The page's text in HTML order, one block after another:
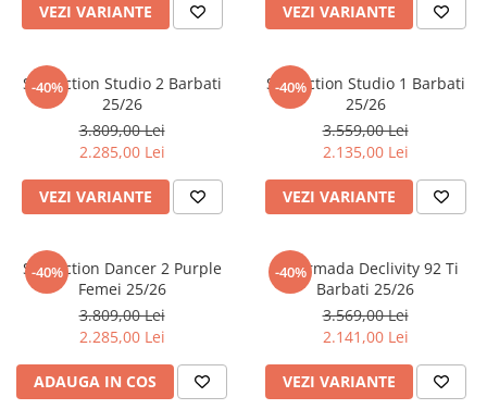
VEZI VARIANTE VEZI VARIANTE
-40%
Ski Faction Studio 2 Barbati
25/26
3.809,00 Lei
2.285,00 Lei
VEZI VARIANTE
-40%
Ski Faction Studio 1 Barbati
25/26
3.559,00 Lei
2.135,00 Lei
VEZI VARIANTE
-40%
Ski Faction Dancer 2 Purple
Femei 25/26
3.809,00 Lei
2.285,00 Lei
ADAUGA IN COS
-40%
Ski Armada Declivity 92 Ti
Barbati 25/26
3.569,00 Lei
2.141,00 Lei
VEZI VARIANTE